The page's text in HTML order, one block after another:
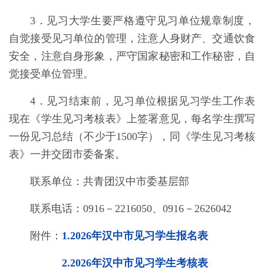
3 ． 见习大学生要严格遵守见习单位规章制度，
自觉接受见习单位的管理，注意人身财产、交通饮食
安全，注意自身形象，严守国家秘密和工作秘密，自
觉接受单位管理。
4 ． 见习结束前，见习单位根据见习学生工作表
现在《学生见习考核表》上签署意见，每名学生撰写
一份见习总结（不少于1500字），同《学生见习考核
表》一并交团市委备案。
联系单位：共青团汉中市委基层部
联系电话： 0916－2216050、 0916－2626042
附件： 1.2026年汉中市见习学生报名表
2.2026年汉中市见习学生考核表